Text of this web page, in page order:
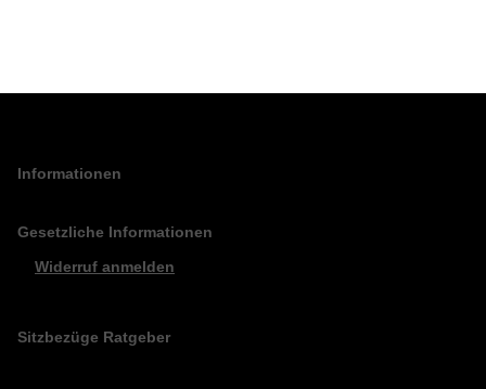
Informationen
Gesetzliche Informationen
Widerruf anmelden
Sitzbezüge Ratgeber